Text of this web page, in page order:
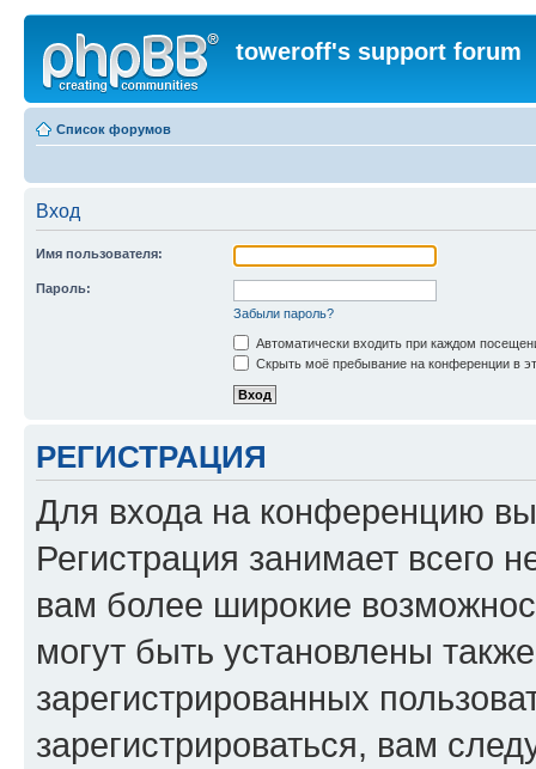
toweroff's support forum
Список форумов
Вход
Имя пользователя:
Пароль:
Забыли пароль?
Автоматически входить при каждом
Скрыть моё пребывание на конференции в
РЕГИСТРАЦИЯ
Для входа на конференцию
Регистрация занимает всего
вам более широкие
могут быть установлены
зарегистрированных
зарегистрироваться, вам